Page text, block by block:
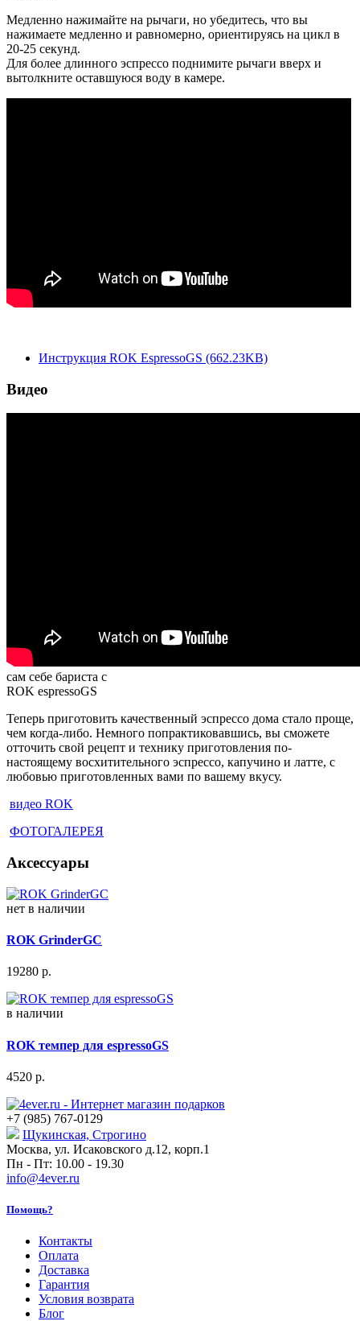
Медленно нажимайте на рычаги, но убедитесь, что вы
нажимаете медленно и равномерно, ориентируясь на цикл в
20-25 секунд.
Для более длинного эспрессо поднимите рычаги вверх и
вытолкните оставшуюся воду в камере.
Инструкция ROK EspressoGS (662.23KB)
Видео
сам себе бариста с
ROK espressoGS
Теперь приготовить качественный эспрессо дома стало проще,
чем когда-либо. Немного попрактиковавшись, вы сможете
отточить свой рецепт и технику приготовления по-
настоящему восхитительного эспрессо, капучино и латте, с
любовью приготовленных вами по вашему вкусу.
видео ROK
ФОТОГАЛЕРЕЯ
Аксессуары
нет в наличии
ROK GrinderGC
19280 р.
в наличии
ROK темпер для espressoGS
4520 р.
+7 (985) 767-0129
Щукинская, Строгино
Москва, ул. Исаковского д.12, корп.1
Пн - Пт: 10.00 - 19.30
info@4ever.ru
Помощь?
Контакты
Оплата
Доставка
Гарантия
Условия возврата
Блог